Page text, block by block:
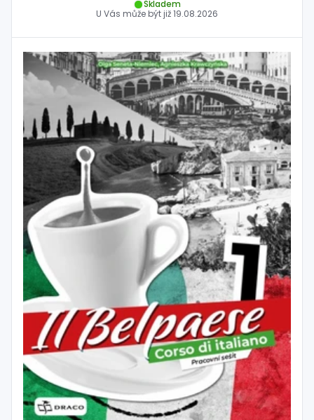
Skladem
U Vás může být již19.08.2026